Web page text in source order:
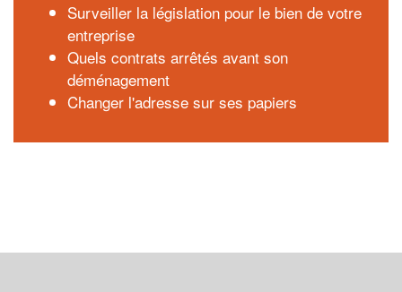
Surveiller la législation pour le bien de votre
entreprise
Quels contrats arrêtés avant son
déménagement
Changer l'adresse sur ses papiers